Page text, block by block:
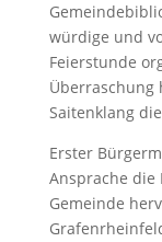
würdige und
Feierstunde
Überraschung
Saitenklang
Erster
Ansprache die
Gemeinde